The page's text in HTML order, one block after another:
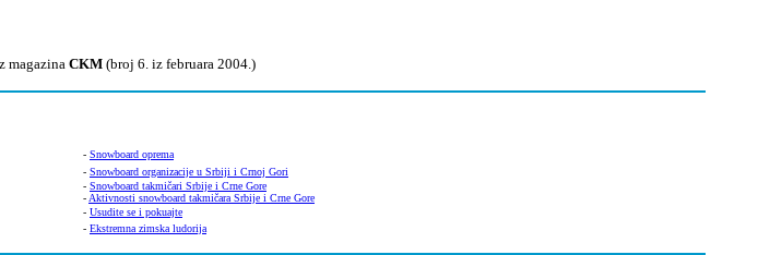
magazinaCKM(broj 6. iz februara 2004.)
- Snowboard oprema
- Snowboard organizacije u Srbiji i Crnoj Gori
- Snowboard takmičari Srbije i Crne Gore
- Aktivnosti snowboard takmičara Srbije i Crne Gore
- Usudite se i pokuajte
- Ekstremna zimska ludorija